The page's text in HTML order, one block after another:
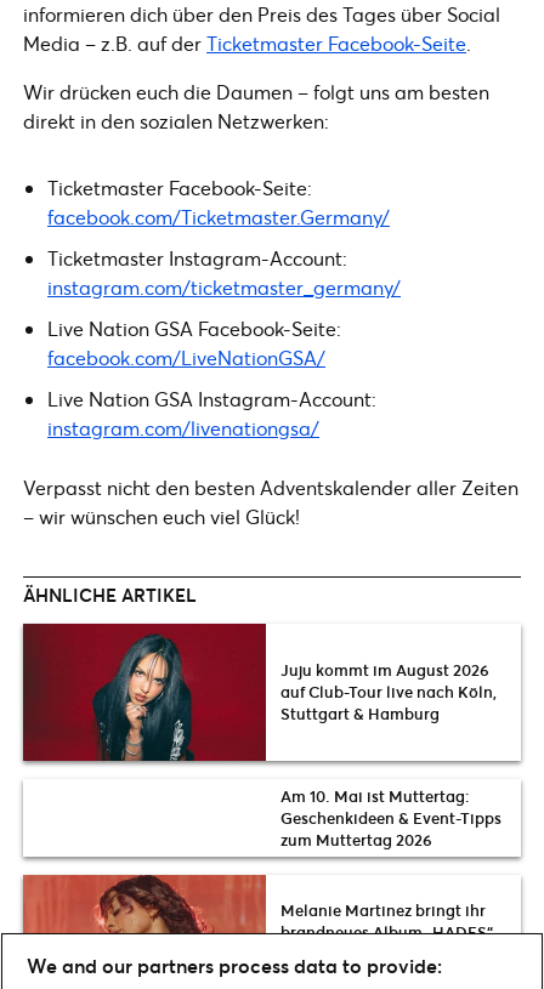
informieren dich über den Preis des Tages über Social
Media – z.B. auf derTicketmaster Facebook-Seite
Wir drücken euch die Daumen – folgt uns am besten
direkt in den sozialen Netzwerken:
Ticketmaster Facebook-Seite:
facebook.com/Ticketmaster.Germany/
Ticketmaster Instagram-Account:
instagram.com/ticketmaster_germany/
Live Nation GSA Facebook-Seite:
facebook.com/LiveNationGSA/
Live Nation GSA Instagram-Account:
instagram.com/livenationgsa/
Verpasst nicht den besten Adventskalender aller Zeiten
– wir wünschen euch viel Glück!
ÄHNLICHE ARTIKEL
Juju kommt im August 2026
auf Club-Tour live nach Köln,
Stuttgart & Hamburg
Am 10. Mai ist Muttertag:
Geschenkideen & Event-Tipps
zum Muttertag 2026
Melanie Martinez bringt ihr
brandneues Album „HADES“
Frankfurt und Hamburg
We and our partners process data to provide: